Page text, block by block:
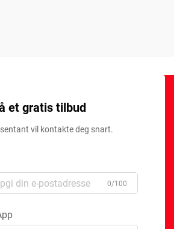
et gratis tilbud
vil kontakte deg snart.
0/100